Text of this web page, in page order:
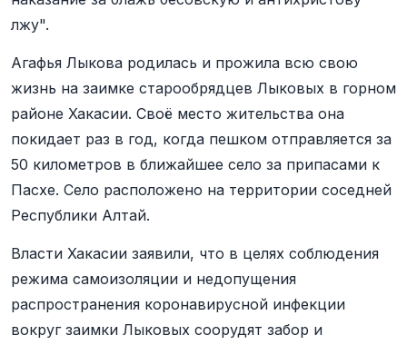
лжу".
Агафья Лыкова родилась и прожила всю свою
жизнь на заимке старообрядцев Лыковых в горном
районе Хакасии. Своё место жительства она
покидает раз в год, когда пешком отправляется за
50 километров в ближайшее село за припасами к
Пасхе. Село расположено на территории соседней
Республики Алтай.
Власти Хакасии заявили, что в целях соблюдения
режима самоизоляции и недопущения
распространения коронавирусной инфекции
вокруг заимки Лыковых соорудят забор и